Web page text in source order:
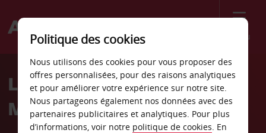
Menu
Welcome
AvisLocation de voiture
Mytilène
Politique des cookies
Nous utilisons des cookies pour vous proposer des
offres personnalisées, pour des raisons analytiques
et pour améliorer votre expérience sur notre site.
Nous partageons également nos données avec des
partenaires publicitaires et analytiques. Pour plus
d’informations, voir notre politique de cookies. En